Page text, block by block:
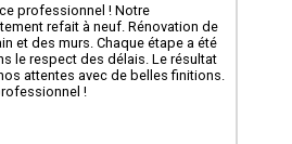
professionnel ! Notre
refait à neuf. Rénovation de
et des murs. Chaque étape a été
le respect des délais. Le résultat
attentes avec de belles finitions.
!